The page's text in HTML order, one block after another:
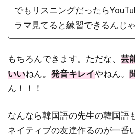
でもリスニングだったら
ラマ見てると練習できるんじ
もちろんできます。ただな、 芸
いいねん。 発音キレイやねん。
ん！！！
なんなら韓国語の先生の韓国語
ネイティブの友達作るのが一番